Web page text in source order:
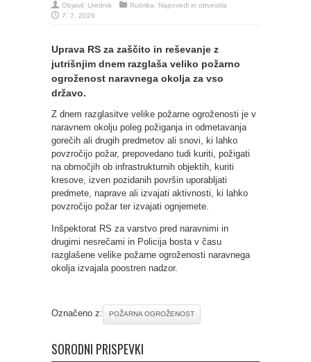
Objavil: Urednik Rubrika: Napovedi in obvestila
7. 7. 2026
Uprava RS za zaščito in reševanje z
jutrišnjim dnem razglaša veliko požarno
ogroženost naravnega okolja za vso
državo.
Z dnem razglasitve velike požarne ogroženosti je v
naravnem okolju poleg požiganja in odmetavanja
gorečih ali drugih predmetov ali snovi, ki lahko
povzročijo požar, prepovedano tudi kuriti, požigati
na območjih ob infrastrukturnih objektih, kuriti
kresove, izven pozidanih površin uporabljati
predmete, naprave ali izvajati aktivnosti, ki lahko
povzročijo požar ter izvajati ognjemete.
Inšpektorat RS za varstvo pred naravnimi in
drugimi nesrečami in Policija bosta v času
razglašene velike požarne ogroženosti naravnega
okolja izvajala poostren nadzor.
Označeno z: POŽARNA OGROŽENOST
SORODNI PRISPEVKI